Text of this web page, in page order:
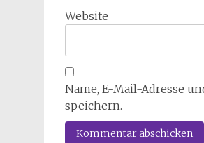
Website
Name, E-Mail-Adresse
speichern.